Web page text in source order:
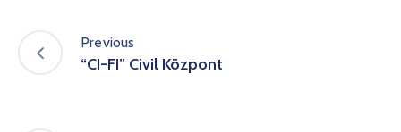
Previous
“CI-FI” Civil Központ